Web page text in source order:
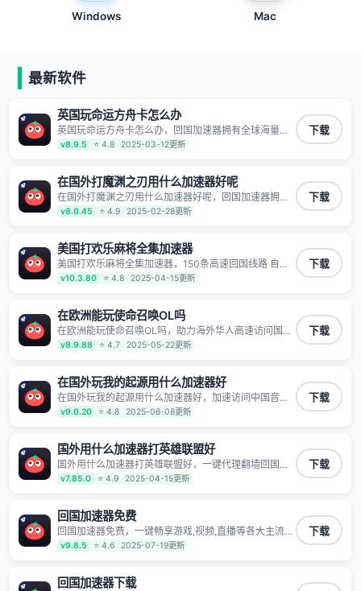
Windows Mac
最新软件
英国玩命运方舟卡怎么办
英国玩命运方舟卡怎么办，回国加速器拥有全球海量节
点覆盖，运营商专线不卡顿超稳定，专为海外华人和留
学生打造，帮助海外华人免除地域限制，随时高速稳定
v8.9.5 ⭐ 4.8 2025-03-12更新
下载
在国外打魔渊之刃用什么加速器好呢
在国外打魔渊之刃用什么加速器好呢，回国加速器拥有
全球海量节点覆盖，运营商专线不卡顿超稳定，专为海
外华人和留学生打造，帮助海外华人免除地域限制，随
质音乐。
v8.0.45 ⭐ 4.9 2025-02-28更新
下载
美国打欢乐麻将全集加速器
美国打欢乐麻将全集加速器，150条高速回国线路 自有
高速中转节点 无需注册 一键连接 提供高速线路 应用内
直达视频音乐app,快人一步 应用模式 App互不干扰 不间
据不泄露 阻止第三方对数据进行窃取和监听
v10.3.80 ⭐ 4.8 2025-04-15更新
下载
在欧洲能玩使命召唤OL吗
在欧洲能玩使命召唤OL吗，助力海外华人高速访问国内
网络，快速开启国内各直播平台,解决国内视频、音乐卡
顿问题；更能加速海量国服游戏，超低延迟稳定不掉线,
v8.9.88 ⭐ 4.7 2025-05-22更新
下载
在国外玩我的起源用什么加速器好
在国外玩我的起源用什么加速器好，加速访问中国音视
频和网站，专业回国加速器，帮你加速访问优酷、
bilibili、腾讯视频、爱奇艺等，加速国服游戏，例如原
江湖、幻书启示录、明日方舟、战双帕弥什、sky光·
遇、另一个伊甸园等国内各种服务,回国加速器致力于帮
助海外华人和留学生、港澳台地区用户提供最好的回国
游戏和音乐视频加速服务，可以在海外或港澳台地区流
国线路和游戏加速专线。能加速访问优酷、爱奇艺、腾
讯视频、B站、芒果TV、西瓜视频、QQ音乐、网易云音
乐、酷狗音乐、YY等主流网站应用解除限制，带你穿梭
加速回国。目前已有上百万用户，用户整体好评95%以
上，一对一在线客服支持，保障你的使用体验。
v9.0.20 ⭐ 4.8 2025-06-08更新
下载
国外用什么加速器打英雄联盟好
国外用什么加速器打英雄联盟好，一键代理翻墙回国的
穿梭VPN，帮助海外华人留学生及港澳台地区用户破除
地区版权限制问题，一键降低游戏延迟，加速访问中国
v7.85.0 ⭐ 4.9 2025-04-15更新
下载
回国加速器免费
回国加速器免费，一键畅享游戏,视频,直播等各大主流
App应用,视频加载极速不卡顿。人在海外听歌,玩国服游
戏 简单易用。
v9.8.5 ⭐ 4.6 2025-07-19更新
下载
回国加速器下载